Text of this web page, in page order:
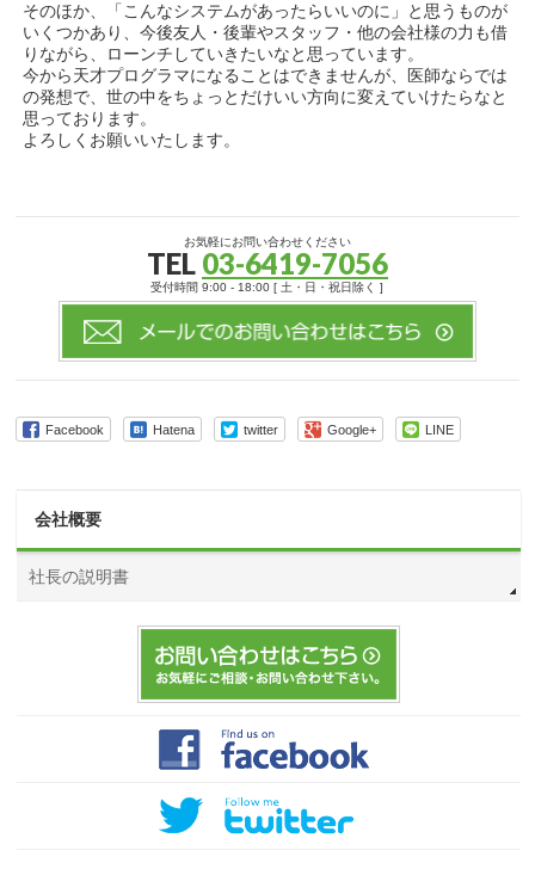
そのほか、「こんなシステムがあったらいいのに」と思うものが
いくつかあり、今後友人・後輩やスタッフ・他の会社様の力も借
りながら、ローンチしていきたいなと思っています。
今から天才プログラマになることはできませんが、医師ならでは
の発想で、世の中をちょっとだけいい方向に変えていけたらなと
思っております。
よろしくお願いいたします。
お気軽にお問い合わせください
TEL 03-6419-7056
受付時間 9:00 - 18:00 [ 土・日・祝日除く ]
Facebook Hatena twitter Google+ LINE
会社概要
社長の説明書